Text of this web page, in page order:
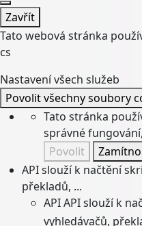
Zavřít
Tato webová stránka
cs
Nastavení všech služeb
Povolit všechny soubory
Tato stránka
správné
Povolit
API slouží k načtění
překladů, ...
APIAPI slouží k
vyhledávačů,